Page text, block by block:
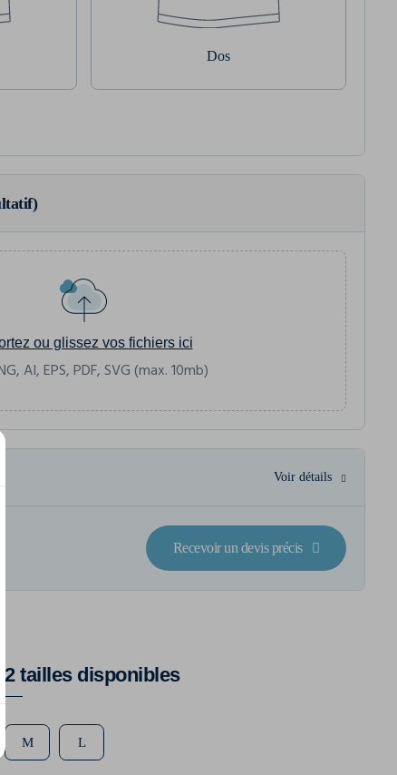
Dos
ou glissez vos fichiers ici
AI, EPS, PDF, SVG (max. 10mb)
Voir détails
Recevoir un devis précis
2 tailles disponibles
M L